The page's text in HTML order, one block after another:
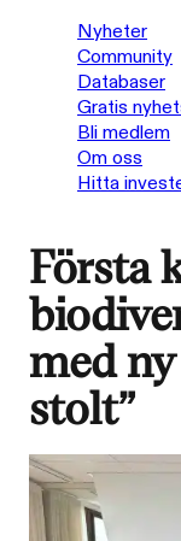
Nyheter
Community
Databaser
Gratis
Bli medlem
Om oss
Hitta
Första
med
stolt”